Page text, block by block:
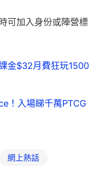
可加入身份或陣營標
金$32月費狂玩1500
！入場睇千萬PTCG
網上熱話